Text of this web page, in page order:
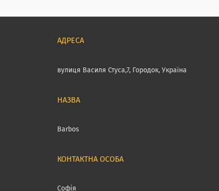
вулиця Василя Стуса,7, Городок, Україна
Barbos
Софія